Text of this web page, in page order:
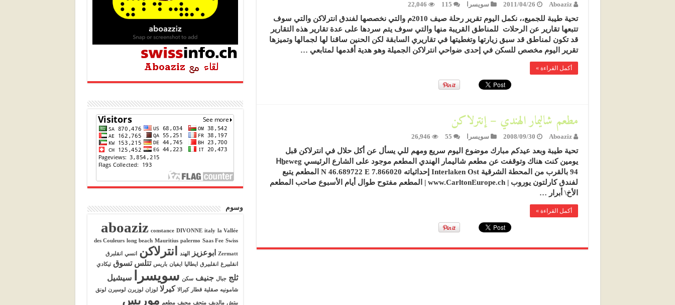
Aboaziz
2011/04/26 سويسرا 115
22,046
تحية طيبة للجميع،، نكمل اليوم تقرير رحلة صيف 2010م والتي نخصصها لفندق انترلاكن والتي سوف
تتبعها تقارير عن الرحلات للمناطق القريبة منها والتي سوف يتم سردها على عدة تقارير هذه التقارير
قد تكون لمناطق قد سبق زيارتها وتغطيتها في تقاريري السابقة لكن الحنين ساقنا لها لجمالها وتميزها
تقرير اليوم مخصص للسكن في إحدى ضواحي انترلاكن الجميلة وهو هدية أقدمها لمتابعي …
أكمل القراءة »
مطعم شاليمار الهندي – إنترلاكن
Aboaziz
2008/09/30 سويسرا 55
26,946
تحية طيبة وبعد عيدكم مبارك موضوع اليوم سريع ومهم للي يسأل عن أكل حلال في انترلاكن قبل
يومين كنت هناك وتوقفت عن مطعم شاليمار الهندي المطعم موجود على الشارع الرئيسي Hِheweg
94 بالقرب من المحطة الشرقية Interlaken Ost إحداثياته N 46.689722 E 7.866020 المطعم يتبع
لفندق كارلتون يوروب | www.CarltonEurope.ch | المطعم مفتوح طوال أيام الأسبوع صاحب المطعم
الأخ\ أبرار …
أكمل القراءة » وسوم
aboaziz constance DIVONNE italy la Vallée
des Couleurs long beach Mauritius palermo Saas Fee Swiss
Zermatt ابوعزيز الهند انترلاكن انسي
انقلبرق
انقلبيرغ
انقلبيرق ايطاليا ايفيان باريس تتلس تسوق تيكادي
ثلج جبال جنيف سكن سويسرا سيشيل
شامونيه صقلية قطار كيرالا كيرلا لوزان لوزيرن لوسيرن لونق
بيتش مالديف متحف مجيف مطعم موريس